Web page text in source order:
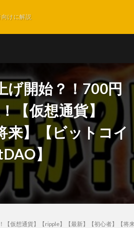
けに解説
げ開始？！700円
【仮想通貨】
来】【ビットコイ
】
仮想通貨】【ripple】【最新】【初心者】【将